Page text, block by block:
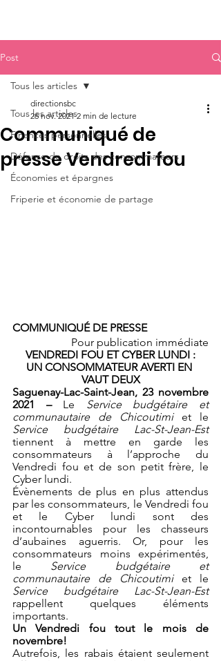
Post
Tous les articles
Finances personnelles
Défense de droits des consommateurs
Économies et épargnes
Friperie et économie de partage
Tous les articles
Communiqué de
presse Vendredi fou
directionsbc
26 nov. 2021 2 min de lecture
COMMUNIQUÉ DE PRESSE
Pour publication immédiate
VENDREDI FOU ET CYBER LUNDI :
UN CONSOMMATEUR AVERTI EN
VAUT DEUX
Saguenay-Lac-Saint-Jean, 23 novembre
2021 – Le Service budgétaire et
communautaire de Chicoutimi
Service budgétaire Lac-St-Jean-Est
tiennent à mettre en garde les
consommateurs à l’approche du
Vendredi fou et de son petit frère, le
Cyber lundi.
Évènements de plus en plus attendus
par les consommateurs, le Vendredi fou
et le Cyber lundi sont des
incontournables pour les chasseurs
d’aubaines aguerris. Or, pour les
consommateurs moins expérimentés,
le Service budgétaire et
communautaire de Chicoutimi
Service budgétaire Lac-St-Jean-Est
rappellent quelques éléments
importants.
Un Vendredi fou tout le mois de
novembre!
Autrefois, les rabais étaient seulement